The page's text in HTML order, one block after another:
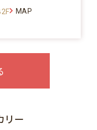
MAP
リー